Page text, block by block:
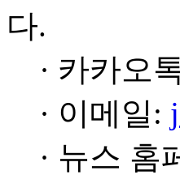
다.
· 카카오
· 이메일:
· 뉴스 홈